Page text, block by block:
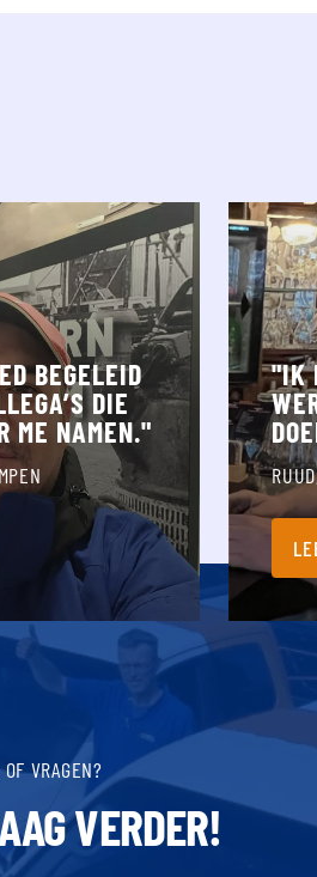
BEGELEID
DIE
ME NAMEN."
ervaren collega’s die echt de tijd
"IK
Ik krijg de
VRAGEN?
VERDER!